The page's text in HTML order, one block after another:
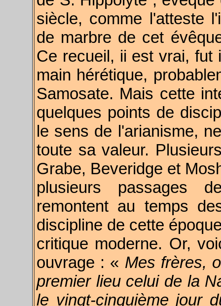
siècle, comme l'atteste
de marbre de cet
Ce recueil, ii est vrai, fut
main hérétique,
Samosate. Mais cette
quelques points de
le sens de l'arianisme,
toute sa valeur.
Grabe, Beveridge et
plusieurs passages
remontent au temps
discipline de cette
critique moderne. Or,
ouvrage : « Mes frères,
premier lieu celui de la
le vingt-cinquième jour